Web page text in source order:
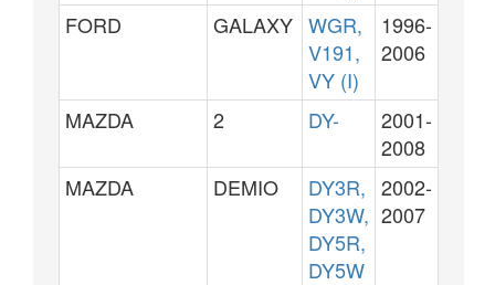
FORD
GALAXY WGR,
V191,
VY (I)
1996-
2006
MAZDA 2 DY-
2001-
2008
MAZDA
DEMIO
DY3R,
DY3W,
DY5R,
DY5W
2002-
2007